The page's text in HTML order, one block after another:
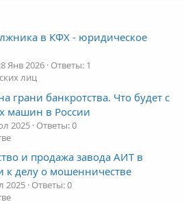
в КФХ - юридическое
Янв 2026 Ответы: 1
лиц
грани банкротства. Что будет с
машин в России
2025 Ответы: 0
и продажа завода АИТ в
к делу о мошенничестве
2025 Ответы: 0